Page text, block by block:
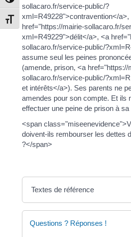
Changer la taille de la police
sollacaro.fr/service-public/?
xml=R49228">contravention</a>,
href="https://mairie-sollacaro.fr/
xml=R49229">délit</a>, <a
sollacaro.fr/service-public/
assume seul les peines
(amende, prison, <a href="https://
sollacaro.fr/service-public/
et intérêts</a>). Ses parents ne
amendes pour son compte. Et ils
effectuer une peine de prison à sa
<span
doivent-ils rembourser les dettes
?</span>
Textes de référence
Questions ? Réponses !